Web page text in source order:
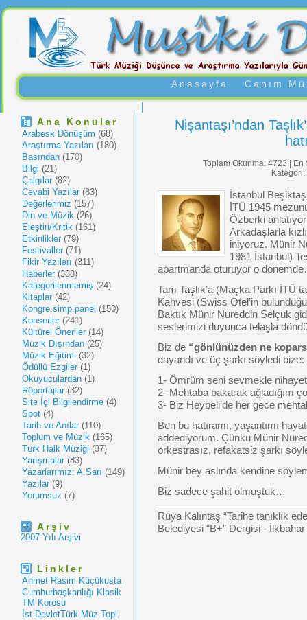
Anasayfa Canım
Ana Konular
Arabesk Dönüşüm (68)
Araştırma Yazıları (180)
Basından (170)
Bilgi (21)
Çalgılar (82)
Cevabi Yazılar (83)
Değerlerimiz (157)
Din ve Müzik (26)
Eleştiri/Kritik (161)
Etkinlikler (79)
Festivaller (71)
Fikir Yazıları (311)
Haberler (388)
Kategorilenmemiş (24)
Kitaplar (42)
Kongre.simp.panel (150)
Konserler (241)
Kültürel Öneriler (14)
Müzik Dışından (25)
Müzik Eğitimi (32)
Ödüllü Ezgiler (1)
Okuyuculardan (1)
Röportajlar (32)
Site İçi Bilgilendirme (4)
Spot (4)
Tarih ve Anılar (110)
Toplum ve Müzik (165)
Türk Halk Müziği (37)
Yarışmalar (83)
Yazarlarımız: A.Sarı (149)
Yazılar (9)
Yorumsuz (7)
Arşiv
2007 Yılı Arşivi
Linkler
Ahmet Rasim Küçükusta
Cumhurbaşkanlığı Klasik
TM Korosu
İst.DevletTürk Müz.Topl.
Nişantaşı’ndan
Toplam Okunma: 4723 |
Kategori:
İstanbul
İTÜ 1945
Özberki
Arkadaşlarla
iniyoruz. Münir
1981 İstanbul)
apartmanda oturuyor o
Tam Taşlık’a (Maçka Parkı İTÜ
Kahvesi (Swiss Otel’in
Baktık Münir Nureddin Selçuk
seslerimizi duyunca telaşla
Biz de “gönlünüzden ne
dayandı ve üç şarkı söyledi bize:
1- Ömrüm seni sevmekle nihayet
2- Mehtaba bakarak ağladığım
3- Biz Heybeli’de her gece
Ben bu hatıramı, yaşantımı
addediyorum. Çünkü Münir
orkestrasız, refakatsiz şarkı
Münir bey aslında kendine
Biz sadece şahit olmuştuk…
Rüya Kalıntaş “Tarihe tanıklık
Belediyesi “B+” Dergisi - İlkbahar